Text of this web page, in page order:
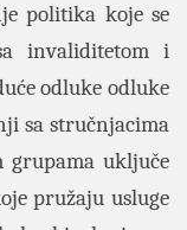
politika koje se
invaliditetom i
odluke odluke
sa stručnjacima
grupama uključe
pružaju usluge